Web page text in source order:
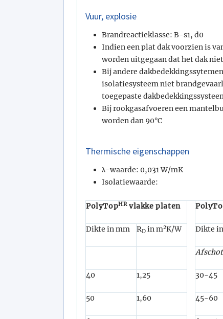
Vuur, explosie
Brandreactieklasse: B-s1, d0
Indien een plat dak voorzien is
worden uitgegaan dat het dak
Bij andere
isolatiesysteem niet
toegepaste
Bij rookgasafvoeren een
worden dan 90°C
Thermische eigenschappen
λ-waarde: 0,031 W/mK
Isolatiewaarde:
PolyTopHRvlakke platen
Dikte in mm RD in m2K/W Dikte
40 1,25 30-45
50 1,60 45-60